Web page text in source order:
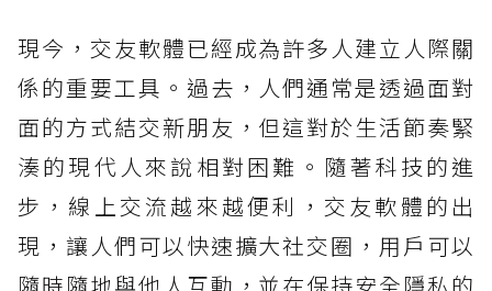
現今，交友軟體已經成為許多人建立人際關
係的重要工具。過去，人們通常是透過面對
面的方式結交新朋友，但這對於生活節奏緊
湊的現代人來說相對困難。隨著科技的進
步，線上交流越來越便利，交友軟體的出
現，讓人們可以快速擴大社交圈，用戶可以